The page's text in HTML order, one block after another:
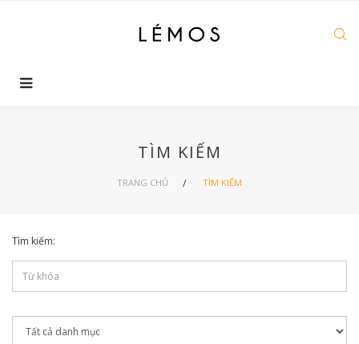
TÌM KIẾM
TRANG CHỦ TÌM KIẾM
Tìm kiếm: